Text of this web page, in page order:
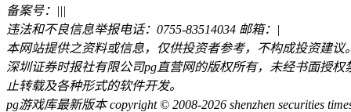
备案号： |||
违法和不良信息举报电话：0755-83514034 邮箱： |
本网站提供之资料或信息，仅供投资者参考，不构成投资建议
深圳证券时报社有限公司pg直营网的版权所有，未经书面授权
止转载及各种形式的软件开发。
pg游戏库最新版本 copyright © 2008-2026 shenzhen securities